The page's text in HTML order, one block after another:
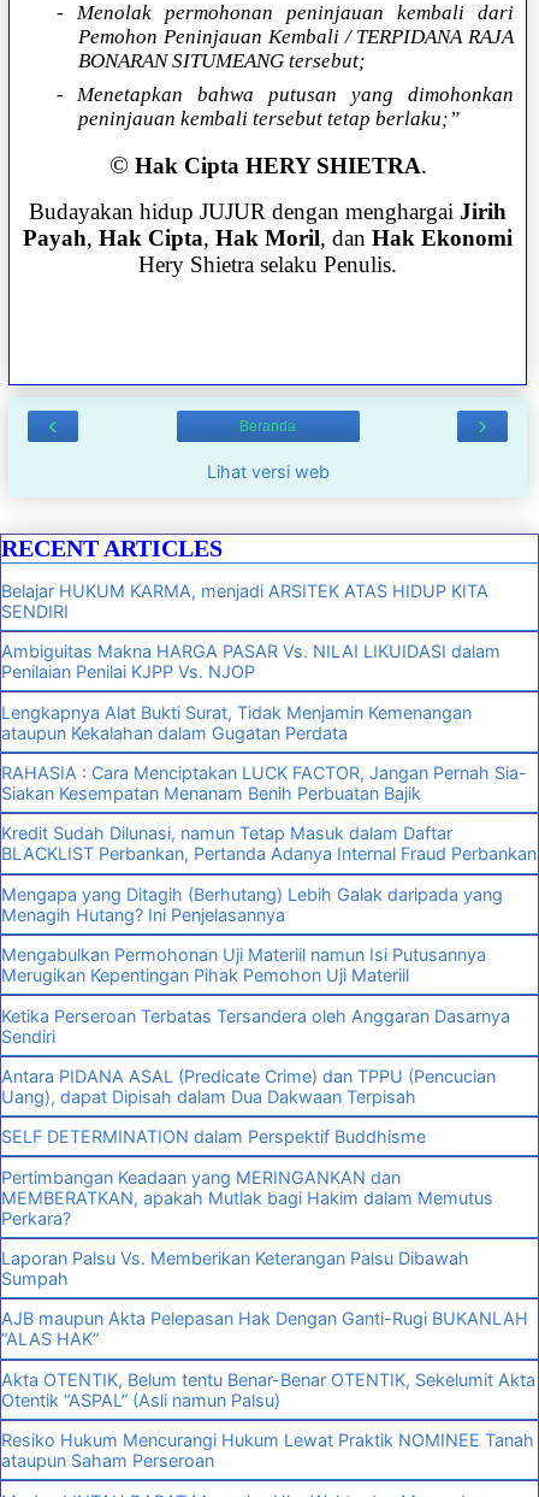
- Menolak permohonan peninjauan kembali dari
Pemohon Peninjauan Kembali / TERPIDANA RAJA
BONARAN SITUMEANG tersebut;
- Menetapkan bahwa putusan yang dimohonkan
peninjauan kembali tersebut tetap berlaku;”
© Hak Cipta HERY SHIETRA.
Budayakan hidup JUJUR dengan menghargaiJirih
Payah,Hak Cipta,Hak Moril, danHak Ekonomi
Hery Shietra selaku Penulis.
‹ ›
Beranda
Lihat versi web
RECENT ARTICLES
Belajar HUKUM KARMA, menjadi ARSITEK ATAS HIDUP KITA
SENDIRI
Ambiguitas Makna HARGA PASAR Vs. NILAI LIKUIDASI dalam
Penilaian Penilai KJPP Vs. NJOP
Lengkapnya Alat Bukti Surat, Tidak Menjamin Kemenangan
ataupun Kekalahan dalam Gugatan Perdata
RAHASIA : Cara Menciptakan LUCK FACTOR, Jangan Pernah Sia-
Siakan Kesempatan Menanam Benih Perbuatan Bajik
Kredit Sudah Dilunasi, namun Tetap Masuk dalam Daftar
BLACKLIST Perbankan, Pertanda Adanya Internal Fraud Perbankan
Mengapa yang Ditagih (Berhutang) Lebih Galak daripada yang
Menagih Hutang? Ini Penjelasannya
Mengabulkan Permohonan Uji Materiil namun Isi Putusannya
Merugikan Kepentingan Pihak Pemohon Uji Materiil
Ketika Perseroan Terbatas Tersandera oleh Anggaran Dasarnya
Sendiri
Antara PIDANA ASAL (Predicate Crime) dan TPPU (Pencucian
Uang), dapat Dipisah dalam Dua Dakwaan Terpisah
SELF DETERMINATION dalam Perspektif Buddhisme
Pertimbangan Keadaan yang MERINGANKAN dan
MEMBERATKAN, apakah Mutlak bagi Hakim dalam Memutus
Perkara?
Laporan Palsu Vs. Memberikan Keterangan Palsu Dibawah
Sumpah
AJB maupun Akta Pelepasan Hak Dengan Ganti-Rugi BUKANLAH
“ALAS HAK”
Akta OTENTIK, Belum tentu Benar-Benar OTENTIK, Sekelumit Akta
Otentik “ASPAL” (Asli namun Palsu)
Resiko Hukum Mencurangi Hukum Lewat Praktik NOMINEE Tanah
ataupun Saham Perseroan